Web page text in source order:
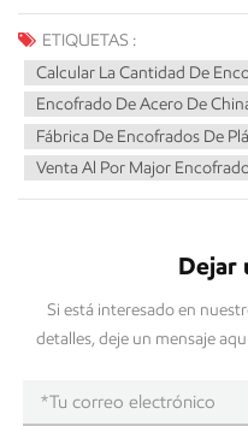
ETIQUETAS :
Calcular La Cantidad De
Encofrado De Acero De
Fábrica De Encofrados De
Venta Al Por Major
Dejar
Si está interesado en
detalles, deje un mensaje